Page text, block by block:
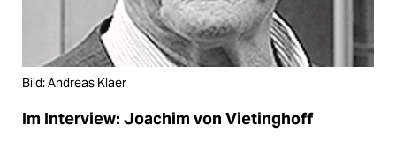
Bild: Andreas Klaer
Im Interview: Joachim von Vietinghoff